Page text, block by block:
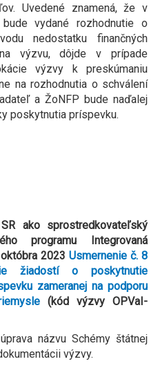
Uvedené znamená, že v
vydané rozhodnutie o
nedostatku finančných
výzvu, dôjde v prípade
výzvy k preskúmaniu
na rozhodnutia o schválení
a ŽoNFP bude naďalej
poskytnutia príspevku.
ako sprostredkovateľský
programu Integrovaná
2023 Usmernenie č. 8
žiadostí o poskytnutie
zameranej na podporu
(kód výzvy OPVaI-
názvu Schémy štátnej
výzvy.